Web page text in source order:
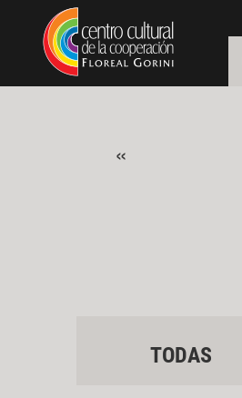
Pasar al contenido principal
Jump to main content
«
TODAS